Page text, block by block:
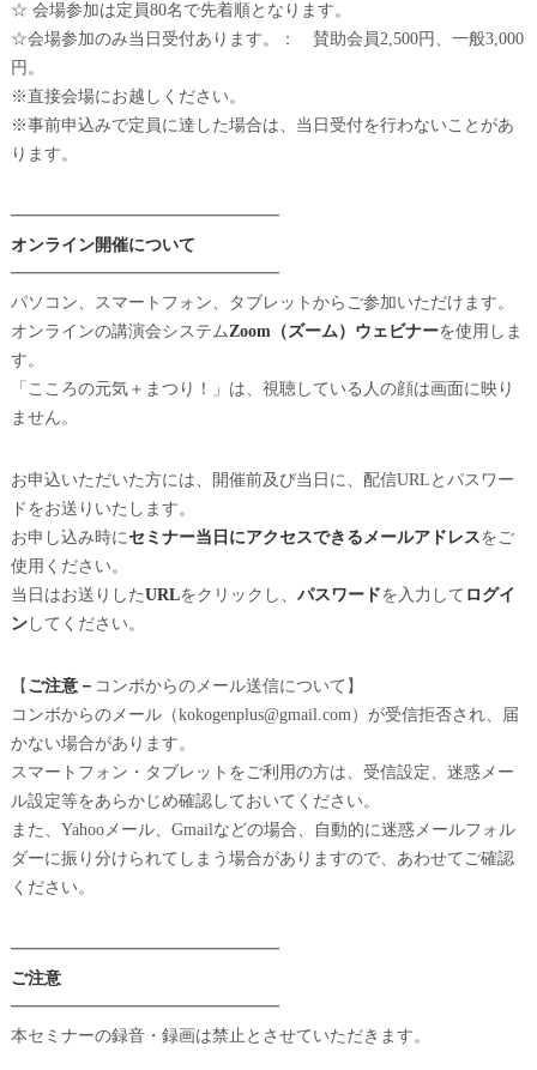
☆ 会場参加は定員80名で先着順となります。
☆会場参加のみ当日受付あります。： 賛助会員2,500円、一般3,000
円。
※直接会場にお越しください。
※事前申込みで定員に達した場合は、当日受付を行わないことがあ
ります。
━━━━━━━━━━━━━━━━
オンライン開催について
━━━━━━━━━━━━━━━━
パソコン、スマートフォン、タブレットからご参加いただけます。
オンラインの講演会システムZoom（ズーム）ウェビナーを使用しま
す。
「こころの元気＋まつり！」は、視聴している人の顔は画面に映り
ません。
お申込いただいた方には、開催前及び当日に、配信URLとパスワー
ドをお送りいたします。
お申し込み時にセミナー当日にアクセスできるメールアドレスをご
使用ください。
当日はお送りしたURLをクリックし、 パスワードを入力して ログイ
ンしてください。
【 ご注意－ コンボからのメール送信について】
コンボからのメール（kokogenplus@gmail.com）が受信拒否され、届
かない場合があります。
スマートフォン・タブレットをご利用の方は、受信設定、迷惑メー
ル設定等をあらかじめ確認しておいてください。
また、Yahooメール、Gmailなどの場合、自動的に迷惑メールフォル
ダーに振り分けられてしまう場合がありますので、あわせてご確認
ください。
━━━━━━━━━━━━━━━━
ご注意
━━━━━━━━━━━━━━━━
本セミナーの録音・録画は禁止とさせていただきます。